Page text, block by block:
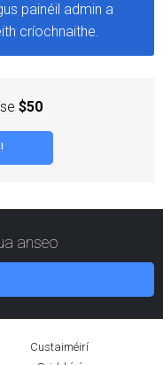
painéil admin a
críochnaithe.
$50
anseo
Custaiméirí